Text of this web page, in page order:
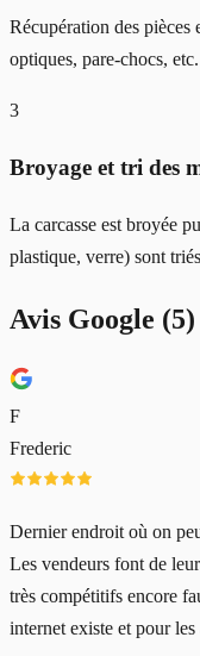
Récupération des pièces
optiques, pare-chocs, etc.
3
Broyage et tri des
La carcasse est broyée
plastique, verre) sont
Avis Google (5)
F
Frederic
Dernier endroit où on
Les vendeurs font de
très compétitifs encore
internet existe et pour